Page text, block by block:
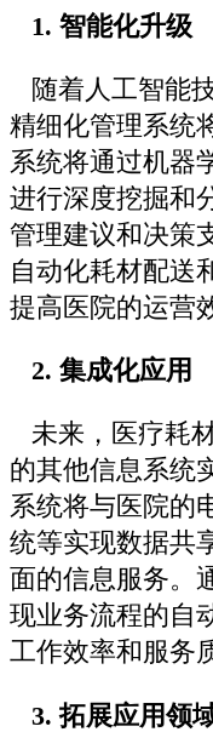
1. 智能化升级
随着人工智能
精细化管理系统
系统将通过机器
进行深度挖掘和
管理建议和决策
自动化耗材配送
提高医院的运营
2. 集成化应用
未来，医疗耗
的其他信息系统
系统将与医院的
统等实现数据共
面的信息服务。
现业务流程的自
工作效率和服务
3. 拓展应用领